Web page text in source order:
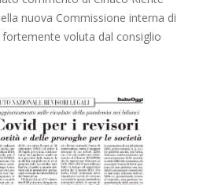
nuova Commissione interna di
voluta dal consiglio